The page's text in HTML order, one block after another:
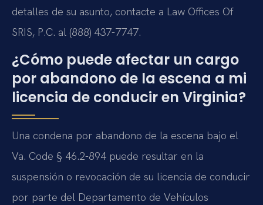
detalles de su asunto, contacte a Law Offices Of
SRIS, P.C. al (888) 437-7747.
¿Cómo puede afectar un cargo
por abandono de la escena a mi
licencia de conducir en Virginia?
Una condena por abandono de la escena bajo el
Va. Code § 46.2-894 puede resultar en la
suspensión o revocación de su licencia de conducir
por parte del Departamento de Vehículos